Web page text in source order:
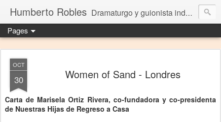
Humberto Robles Dramaturgo y guionista independiente
Pages
OCT
30 Women of Sand - Londres
Carta de Marisela Ortiz Rivera, co-fundadora y co-presidenta
de Nuestras Hijas de Regreso a Casa